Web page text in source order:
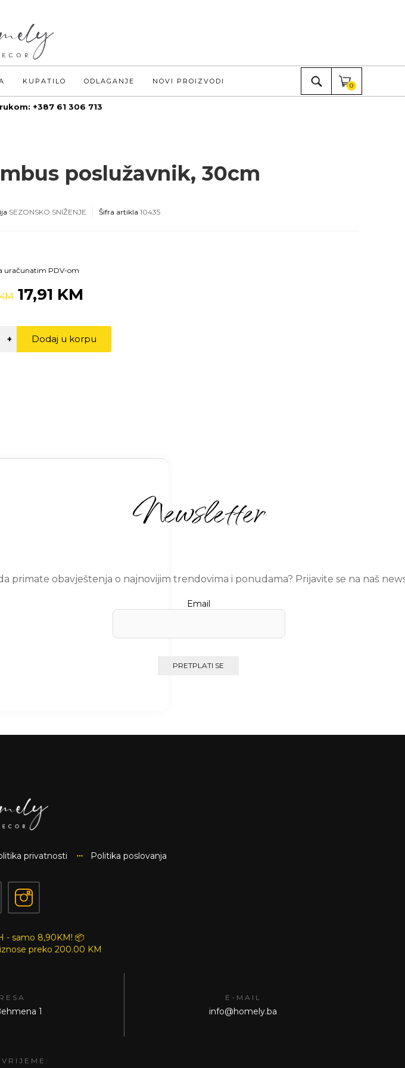
KUPATILO ODLAGANJE NOVI PROIZVODI 0
+387 61 306 713
poslužavnik, 30cm
SEZONSKO SNIŽENJE Šifra artikla 10435
uračunatim PDV-om
17,91 KM
+ Dodaj u korpu
Newsletter
primate obavještenja o najnovijim trendovima i ponudama? Prijavite se na naš
Email
privatnosti Politika poslovanja
- samo 8,90KM! 📦
preko 200.00 KM
1
E-MAIL
info@homely.ba